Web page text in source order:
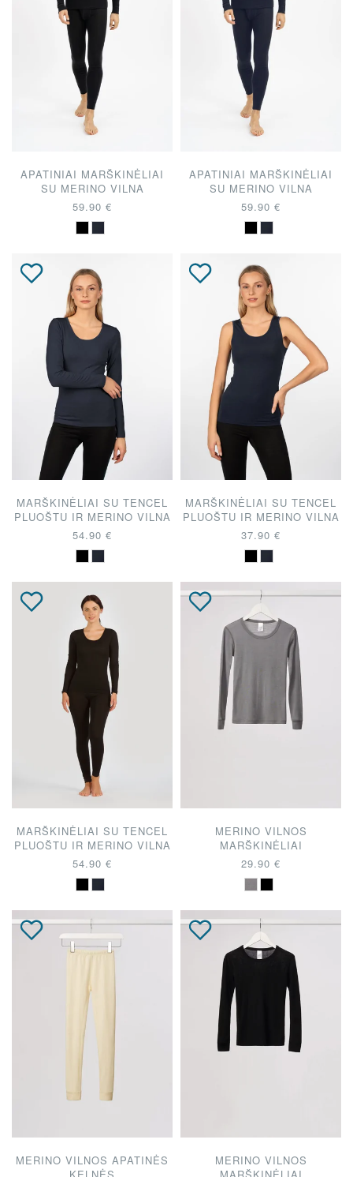
APATINIAI MARŠKINĖLIAI
SU MERINO VILNA
59.90 €
APATINIAI MARŠKINĖLIAI
SU MERINO VILNA
59.90 €
MARŠKINĖLIAI SU TENCEL
PLUOŠTU IR MERINO VILNA
54.90 €
MARŠKINĖLIAI SU TENCEL
PLUOŠTU IR MERINO VILNA
37.90 €
MARŠKINĖLIAI SU TENCEL
PLUOŠTU IR MERINO VILNA
54.90 €
MERINO VILNOS
MARŠKINĖLIAI
29.90 €
MERINO VILNOS APATINĖS
KELNĖS
MERINO VILNOS
MARŠKINĖLIAI